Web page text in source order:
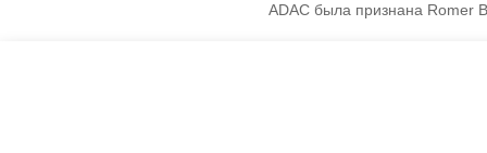
ADAC была признана Romer